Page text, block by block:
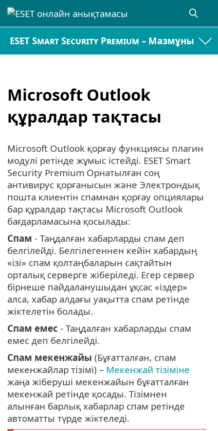
ESET Smart Security Premium – Мазмұны
Microsoft Outlook
құралдар тақтасы
Microsoft Outlook қорғау функциясы плагин
модулі ретінде жұмыс істейді. ESET Smart
Security Premium Орнатылған соң
антивирус қорғанысын және Электрондық
пошта клиентін спамнан қорғау опциялары
бар құралдар тақтасы Microsoft Outlook
бағдарламасына қосылады:
Спам - Таңдалған хабарларды спам деп
белгілейді. Белгілегеннен кейін хабардың
«ізі» спам қолтаңбаларын сақтайтын
орталық серверге жіберіледі. Егер сервер
бірнеше пайдаланушыдан ұқсас «іздер»
алса, хабар алдағы уақытта спам ретінде
жіктелетін болады.
Спам емес - Таңдалған хабарларды спам
емес деп белгілейді.
Спам мекенжайы (Бұғатталған, спам
мекенжайлар тізімі) – Мекенжай тізіміне
жаңа жіберуші мекенжайын бұғатталған
мекенжай ретінде қосады. Тізімнен
алынған барлық хабарлар спам ретінде
автоматты түрде жіктеледі.